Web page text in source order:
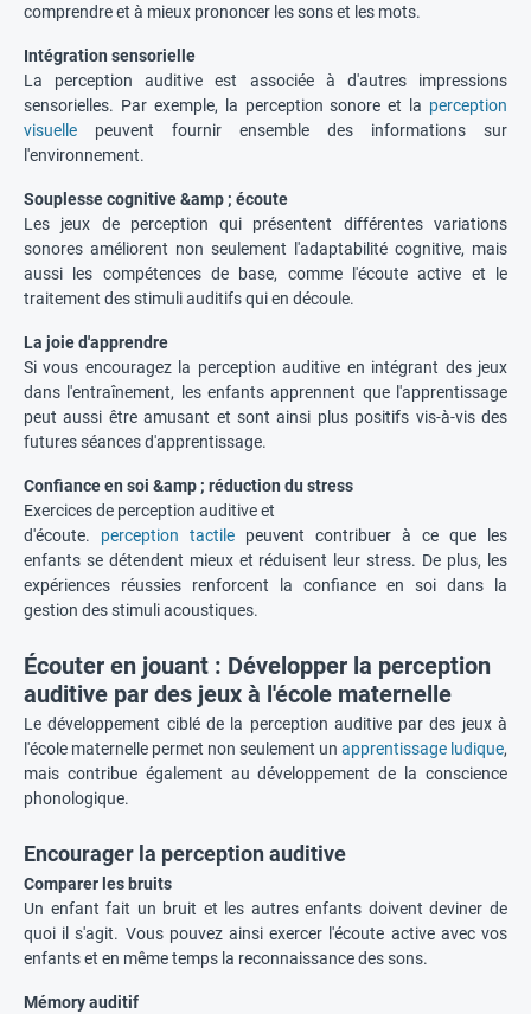
comprendre et à mieux prononcer les sons et les mots.
Intégration sensorielle
La perception auditive est associée à d'autres impressions
sensorielles. Par exemple, la perception sonore et la perception
visuelle peuvent fournir ensemble des informations sur
l'environnement.
Souplesse cognitive &amp ; écoute
Les jeux de perception qui présentent différentes variations
sonores améliorent non seulement l'adaptabilité cognitive, mais
aussi les compétences de base, comme l'écoute active et le
traitement des stimuli auditifs qui en découle.
La joie d'apprendre
Si vous encouragez la perception auditive en intégrant des jeux
dans l'entraînement, les enfants apprennent que l'apprentissage
peut aussi être amusant et sont ainsi plus positifs vis-à-vis des
futures séances d'apprentissage.
Confiance en soi &amp ; réduction du stress
Exercices de perception auditive et
d'écoute. perception tactile peuvent contribuer à ce que les
enfants se détendent mieux et réduisent leur stress. De plus, les
expériences réussies renforcent la confiance en soi dans la
gestion des stimuli acoustiques.
Écouter en jouant : Développer la perception
auditive par des jeux à l'école maternelle
Le développement ciblé de la perception auditive par des jeux à
l'école maternelle permet non seulement un apprentissage ludique,
mais contribue également au développement de la conscience
phonologique.
Encourager la perception auditive
Comparer les bruits
Un enfant fait un bruit et les autres enfants doivent deviner de
quoi il s'agit. Vous pouvez ainsi exercer l'écoute active avec vos
enfants et en même temps la reconnaissance des sons.
Mémory auditif